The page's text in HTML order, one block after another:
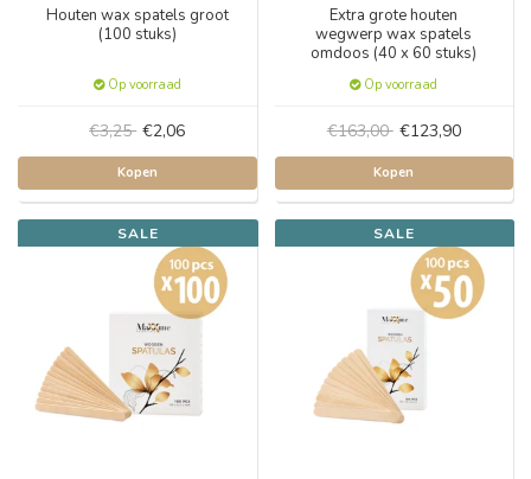
Houten wax spatels groot
(100 stuks)
Op voorraad
€3,25 €2,06
Kopen
Extra grote houten
wegwerp wax spatels
omdoos (40 x 60 stuks)
Op voorraad
€163,00 €123,90
Kopen
SALE SALE